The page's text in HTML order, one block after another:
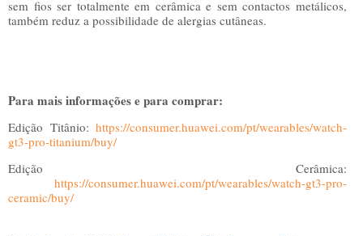
sem fios ser totalmente em cerâmica e sem contactos metálicos,
também reduz a possibilidade de alergias cutâneas.
Para mais informações e para comprar:
Edição Titânio: https://consumer.huawei.com/pt/wearables/watch-
gt3-pro-titanium/buy/
Edição Cerâmica:
https://consumer.huawei.com/pt/wearables/watch-gt3-pro-
ceramic/buy/